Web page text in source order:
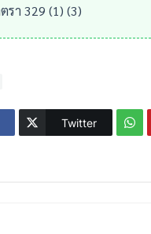
รา 329 (1) (3)
Twitter